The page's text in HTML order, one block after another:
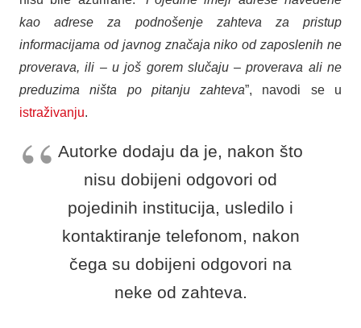
kao adrese za podnošenje zahteva za pristup
informacijama od javnog značaja niko od zaposlenih ne
proverava, ili – u još gorem slučaju – proverava ali ne
preduzima ništa po pitanju zahteva”, navodi se u
istraživanju.
Autorke dodaju da je, nakon što
nisu dobijeni odgovori od
pojedinih institucija, usledilo i
kontaktiranje telefonom, nakon
čega su dobijeni odgovori na
neke od zahteva.